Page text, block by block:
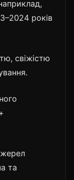
років
свіжістю
та